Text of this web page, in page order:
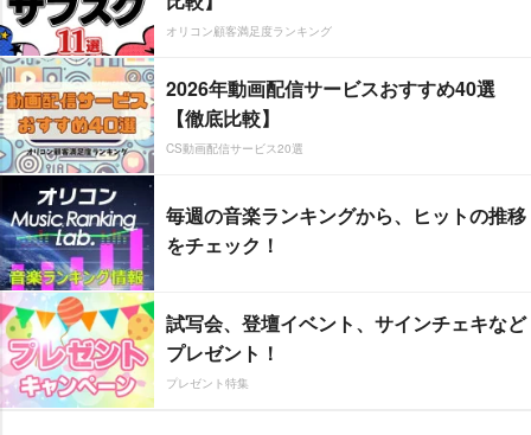
オリコン顧客満足度ランキング
2026年動画配信サービスおすすめ40選
【徹底比較】
CS動画配信サービス20選
毎週の音楽ランキングから、ヒットの推移
をチェック！
試写会、登壇イベント、サインチェキなど
プレゼント！
プレゼント特集